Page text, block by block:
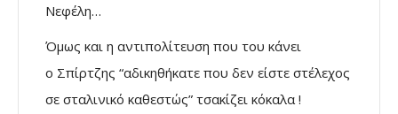
Νεφέλη…
Όμως και η αντιπολίτευση που του κάνει
ο Σπίρτζης “αδικηθήκατε που δεν είστε στέλεχος
σε σταλινικό καθεστώς” τσακίζει κόκαλα !